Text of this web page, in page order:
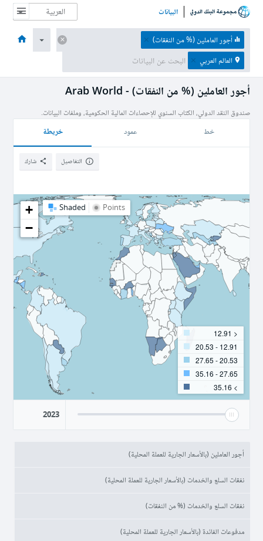
البيانات
الصفحة الرئيسية الاقتصادات الموضوعات البيانات والموارد نبذة عن أجور العاملين (% من النفقات)
العالم العربي
أجور العاملين (% من النفقات) - Arab World
صندوق النقد الدولي، الكتاب السنوي للإحصاءات المالية الحكومية، وملفات البيانات.
خط عمود خريطة
شارك التفاصيل
Shaded Points
+
−
< 12.91
12.91 - 20.53
20.53 - 27.65
27.65 - 35.16
> 35.16
2023
أجور العاملين (بالأسعار الجارية للعملة المحلية)
نفقات السلع والخدمات (بالأسعار الجارية للعملة المحلية)
نفقات السلع والخدمات (% من النفقات)
مدفوعات الفائدة (بالأسعار الجارية للعملة المحلية)